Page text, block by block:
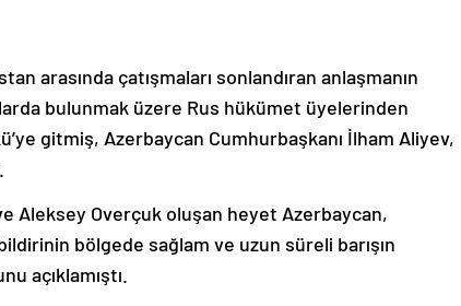
arasında çatışmaları sonlandıran anlaşmanın
bulunmak üzere Rus hükümet üyelerinden
gitmiş, Azerbaycan Cumhurbaşkanı İlham Aliyev,
Aleksey Overçuk oluşan heyet Azerbaycan,
bölgede sağlam ve uzun süreli barışın
açıklamıştı.